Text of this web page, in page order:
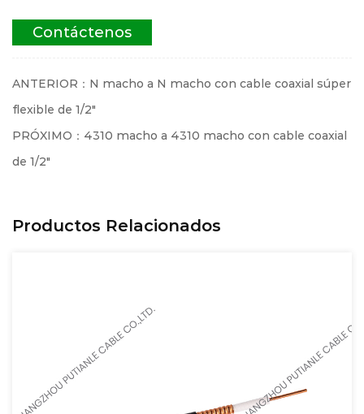
Contáctenos
ANTERIOR：N macho a N macho con cable coaxial súper
flexible de 1/2"
PRÓXIMO：4310 macho a 4310 macho con cable coaxial
de 1/2"
Productos Relacionados